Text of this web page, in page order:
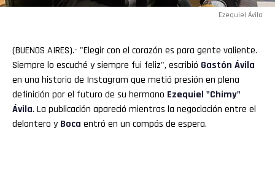
Ezequiel Ávila
(BUENOS AIRES).- "Elegir con el corazón es para gente valiente.
Siempre lo escuché y siempre fui feliz", escribió Gastón Ávila
en una historia de Instagram que metió presión en plena
definición por el futuro de su hermano Ezequiel "Chimy"
Ávila. La publicación apareció mientras la negociación entre el
delantero y Boca entró en un compás de espera.